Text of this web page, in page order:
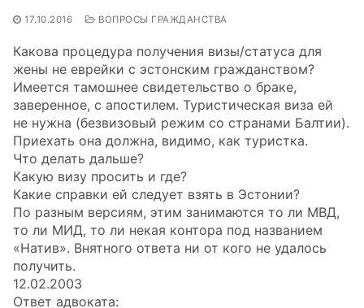
17.10.2016 ВОПРОСЫ ГРАЖДАНСТВА
Какова процедура получения визы/статуса для
жены не еврейки с эстонским гражданством?
Имеется тамошнее свидетельство о браке,
заверенное, с апостилем. Туристическая виза ей
не нужна (безвизовый режим со странами Балтии).
Приехать она должна, видимо, как туристка.
Что делать дальше?
Какую визу просить и где?
Какие справки ей следует взять в Эстонии?
По разным версиям, этим занимаются то ли МВД,
то ли МИД, то ли некая контора под названием
«Натив». Внятного ответа ни от кого не удалось
получить.
12.02.2003
Ответ адвоката: